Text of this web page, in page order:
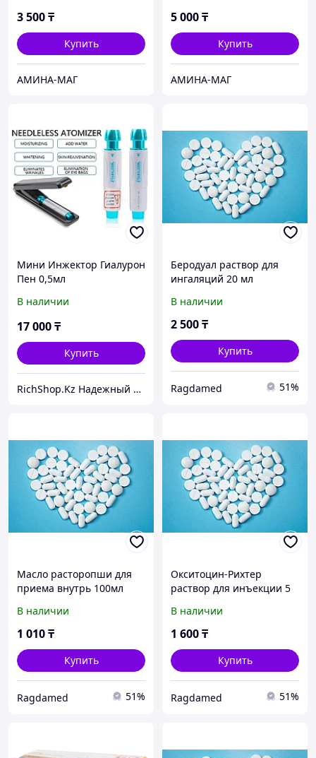
3 500₸
Купить
АМИНА-МАГ
5 000₸
Купить
АМИНА-МАГ
Мини Инжектор Гиалурон
Пен 0,5мл
В наличии
17 000₸
Купить
RichShop.Kz Надежный поставщик товаров 7 лет на рынке
Беродуал раствор для
ингаляций 20 мл
В наличии
2 500₸
Купить
Ragdamed 51%
Масло расторопши для
приема внутрь 100мл
В наличии
1 010₸
Купить
Ragdamed 51%
Окситоцин-Рихтер
раствор для инъекции 5
В наличии
1 600₸
Купить
Ragdamed 51%